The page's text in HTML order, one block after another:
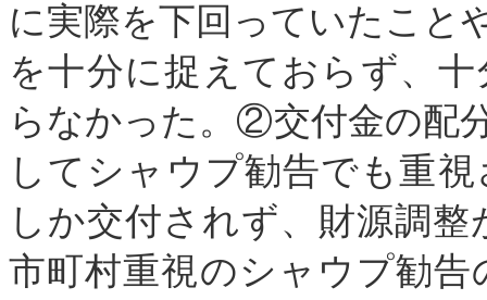
に実際を下回っていたこと
を十分に捉えておらず、
らなかった。②交付金の配
してシャウプ勧告でも重
しか交付されず、財源調
市町村重視のシャウプ勧